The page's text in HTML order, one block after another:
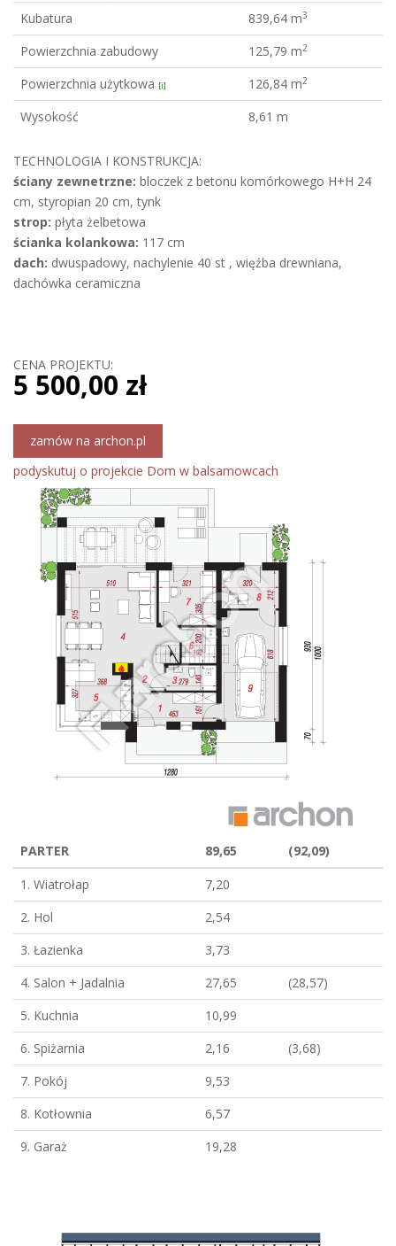
Kubatura
839,64 m3
Powierzchnia zabudowy 125,79 m2
Powierzchnia użytkowa [i] 126,84 m2
Wysokość 8,61 m
TECHNOLOGIA I KONSTRUKCJA:
ściany zewnetrzne: bloczek z betonu komórkowego H+H 24
cm, styropian 20 cm, tynk
strop: płyta żelbetowa
ścianka kolankowa: 117 cm
dach: dwuspadowy, nachylenie 40 st , więźba drewniana,
dachówka ceramiczna
CENA PROJEKTU:
5 500,00 zł
zamów na archon.pl
podyskutuj o projekcie Dom w balsamowcach
PARTER 89,65
(92,09)
1. Wiatrołap
7,20
2. Hol
2,54
3. Łazienka
3,73
4. Salon + Jadalnia
27,65
(28,57)
5. Kuchnia
10,99
6. Spiżarnia
2,16
(3,68)
7. Pokój
9,53
8. Kotłownia
6,57
9. Garaż
19,28